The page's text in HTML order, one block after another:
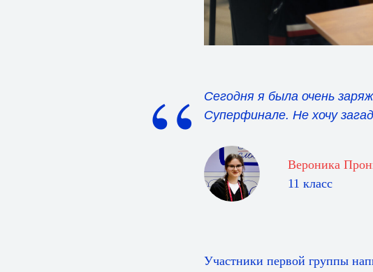
“
Сегодня я была очень
Суперфинале. Не хочу
Вероника
11 класс
Участники первой группы